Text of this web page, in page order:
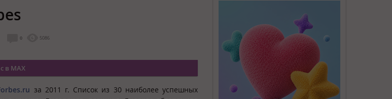
0 5086
в MAX
ru за 2011 г. Список из 30 наиболее успешных